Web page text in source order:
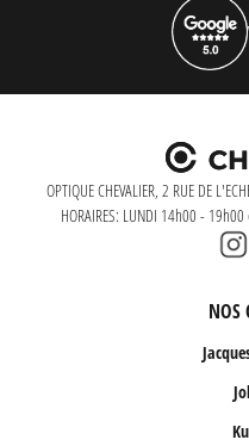
OPTIQUE CHEVALIER, 2 RUE DE
HORAIRES: LUNDI 14h00 -
NOS